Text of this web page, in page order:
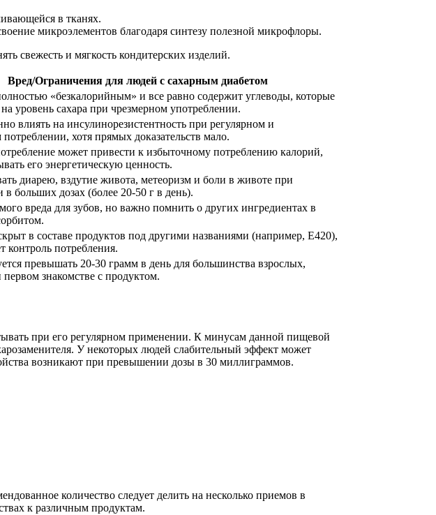
в тканях.
микроэлементов благодаря синтезу полезной микрофлоры.
свежесть и мягкость кондитерских изделий.
Вред/Ограничения для людей с сахарным диабетом
«безкалорийным» и все равно содержит углеводы, которые
уровень сахара при чрезмерном употреблении.
влиять на инсулинорезистентность при регулярном и
потреблении, хотя прямых доказательств мало.
может привести к избыточному потреблению калорий,
его энергетическую ценность.
диарею, вздутие живота, метеоризм и боли в животе при
в больших дозах (более 20-50 г в день).
вреда для зубов, но важно помнить о других ингредиентах в
в составе продуктов под другими названиями (например, E420),
контроль потребления.
превышать 20-30 грамм в день для большинства взрослых,
знакомстве с продуктом.
при его регулярном применении. К минусам данной пищевой
У некоторых людей слабительный эффект может
возникают при превышении дозы в 30 миллиграммов.
количество следует делить на несколько приемов в
к различным продуктам.